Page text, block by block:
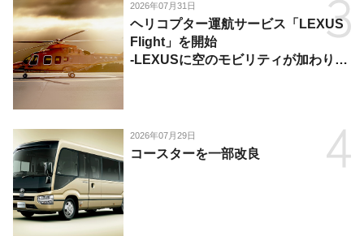
2026年07月31日
ヘリコプター運航サービス「LEXUS
Flight」を開始
-LEXUSに空のモビリティが加わり、
2026年07月29日
コースターを一部改良